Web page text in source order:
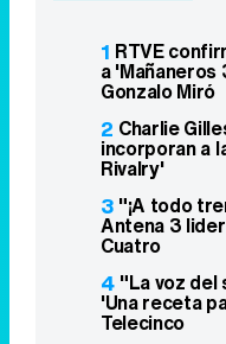
1 RTVE
a
Gonzalo Miró
2 Charlie
incorporan a
Rivalry'
3 "¡A todo
Antena 3
Cuatro
4 "La voz del
'Una receta
Telecinco